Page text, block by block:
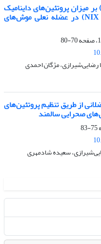
تاثیر تمرین تناوبی با شدت بالا (HIIT) بر میزان پروتئین‌های داینامیک
میتوکندری و میتوفاژی (FUNDC1 و NIX) در عضله نعلی موش‌های
70-80
رضایی‌شیرازی، مژگان احمدی
از طریق تنظیم پروتئین‌های
صحرایی سالمند
75-83
سعیده شادمهری